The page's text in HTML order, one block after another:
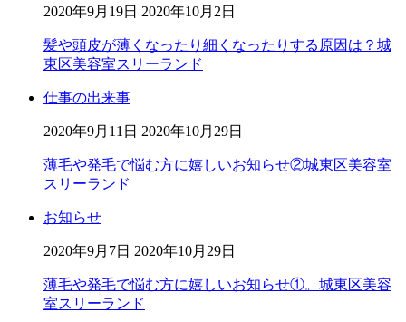
2020年9月19日 2020年10月2日
髪や頭皮が薄くなったり細くなったりする原因は？城
東区美容室スリーランド
仕事の出来事
2020年9月11日 2020年10月29日
薄毛や発毛で悩む方に嬉しいお知らせ②城東区美容室
スリーランド
お知らせ
2020年9月7日 2020年10月29日
薄毛や発毛で悩む方に嬉しいお知らせ①。城東区美容
室スリーランド